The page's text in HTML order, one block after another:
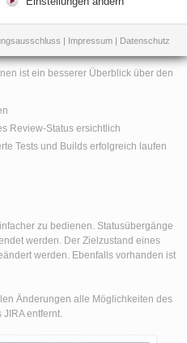
ist ein besserer Überblick über den
Review-Status ersichtlich
Tests und Builds erfolgreich laufen
zu bedienen. Statusübergänge
werden. Der Zielzustand eines
werden. Ebenfalls vorhanden ist
Änderungen alle Möglichkeiten des
entfernt.
| Impressum | Datenschutz